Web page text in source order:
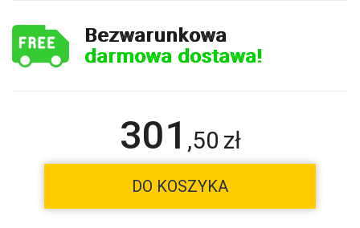
Bezwarunkowa
darmowa dostawa!
301 ,50 zł
DO KOSZYKA